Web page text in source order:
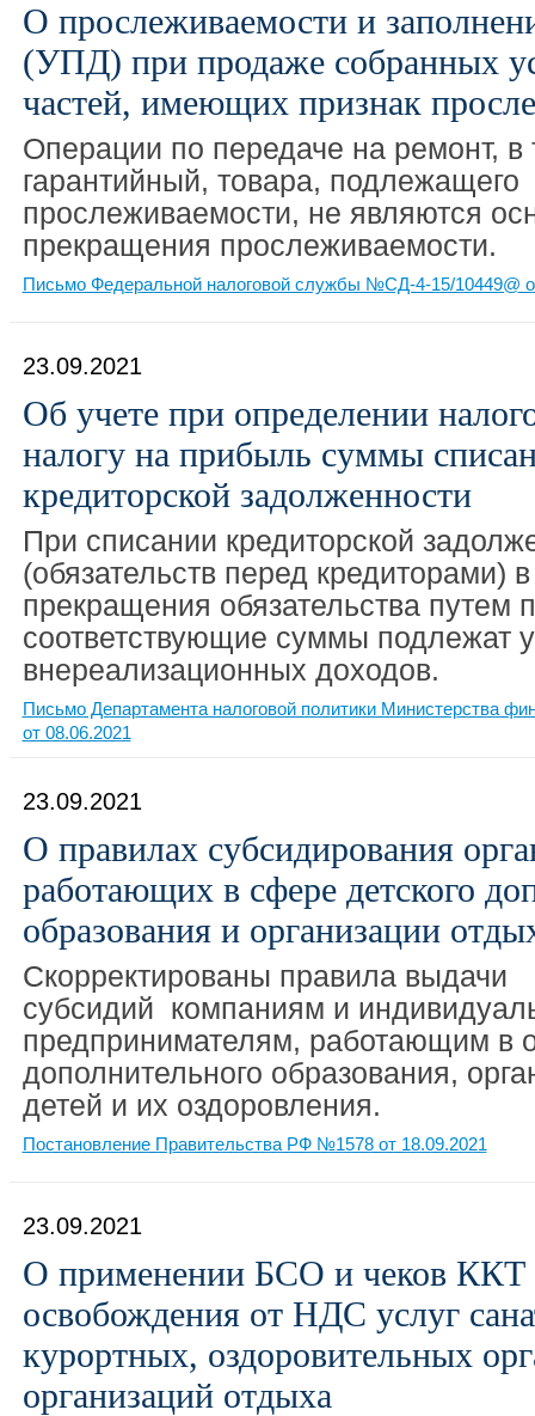
О прослеживаемости и
(УПД) при продаже собранных
частей, имеющих признак
Операции по передаче на ремонт, в
гарантийный, товара, подлежащего
прослеживаемости, не являются
прекращения прослеживаемости.
Письмо Федеральной налоговой службы №СД-4-15/10449@
23.09.2021
Об учете при определении
налогу на прибыль суммы
кредиторской задолженности
При списании кредиторской
(обязательств перед кредиторами)
прекращения обязательства путем
соответствующие суммы подлежат
внереализационных доходов.
Письмо Департамента налоговой политики Министерства
от 08.06.2021
23.09.2021
О правилах субсидирования
работающих в сфере детского
образования и организации
Скорректированы правила выдачи
субсидий компаниям и
предпринимателям, работающим в
дополнительного образования,
детей и их оздоровления.
Постановление Правительства РФ №1578 от 18.09.2021
23.09.2021
О применении БСО и чеков ККТ
освобождения от НДС услуг
курортных, оздоровительных
организаций отдыха